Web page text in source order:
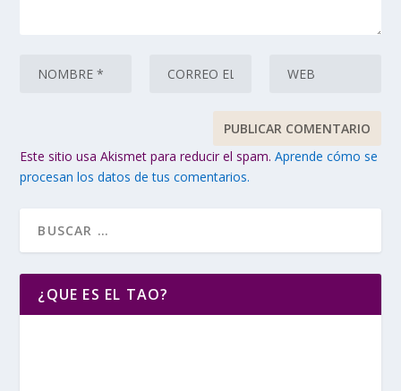
Este sitio usa Akismet para reducir el spam.Aprende cómo se
procesan los datos de tus comentarios.
¿QUE ES EL TAO?